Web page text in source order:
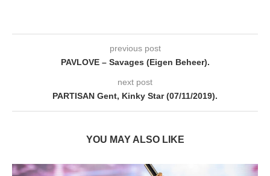
previous post
PAVLOVE – Savages (Eigen Beheer).
next post
PARTISAN Gent, Kinky Star (07/11/2019).
YOU MAY ALSO LIKE